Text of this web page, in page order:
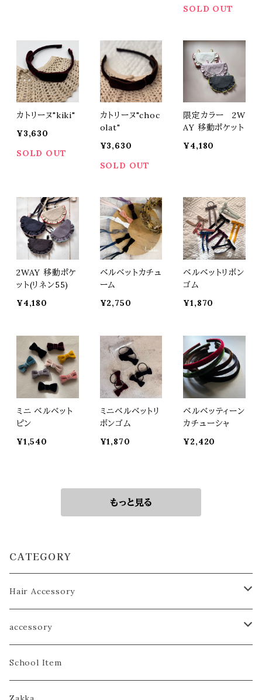
SOLD OUT
カトリーヌ"kiki"
¥3,630
SOLD OUT
カトリーヌ"choc
olat"
¥3,630
SOLD OUT
限定カラー 2W
AY 移動ポケット
¥4,180
2WAY 移動ポケ
ット(リネン55)
¥4,180
ベルベットカチュ
ーム
¥2,750
ベルベットリボン
ゴム
¥1,870
ミニ ベルベット
ピン
¥1,540
ミニベルベットリ
ボンゴム
¥1,870
ベルベッティーン
カチューシャ
¥2,420
もっと見る
CATEGORY
Hair Accessory
ヘアゴム／シュシュ
ヘアピン／コーム
カチューシャ／ヘアバンド
accessory
こども
おとな
School Item